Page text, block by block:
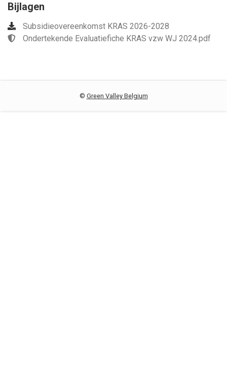
Bijlagen
Subsidieovereenkomst KRAS 2026-2028
Ondertekende Evaluatiefiche KRAS vzw WJ 2024.pdf
© Green Valley Belgium